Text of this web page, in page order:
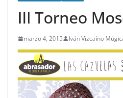
III Torneo
marzo 4, 2015 Iván Vizcaíno